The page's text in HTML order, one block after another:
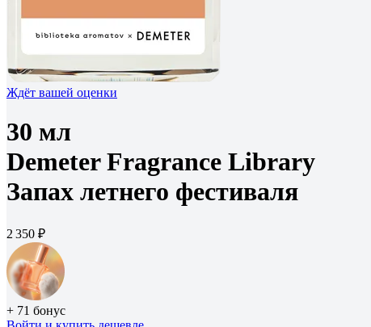
Ждёт вашей оценки
30 мл
Demeter Fragrance Library
Запах летнего фестиваля
2 350 ₽
+ 71 бонус